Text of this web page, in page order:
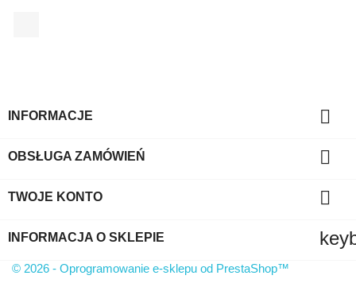
INFORMACJE 
OBSŁUGA ZAMÓWIEŃ 
TWOJE KONTO 
INFORMACJA O SKLEPIE
© 2026 - Oprogramowanie e-sklepu od PrestaShop™